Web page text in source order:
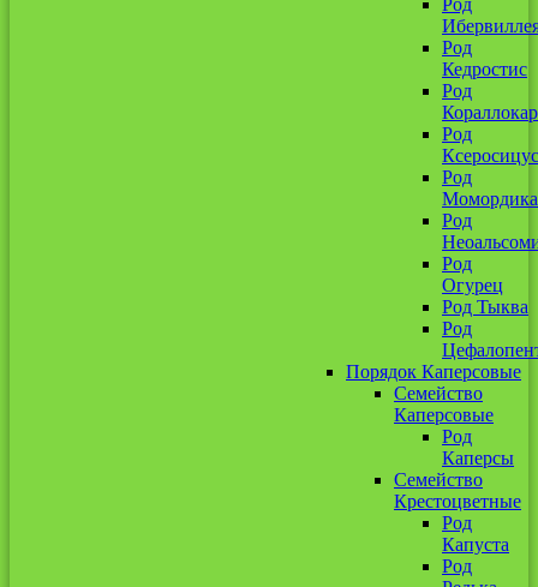
Род
Род
Кедростис
Род
Род
Ксеросицус
Род
Момордика
Род
Род
Огурец
Род Тыква
Род
Порядок Каперсовые
Семейство
Каперсовые
Род
Каперсы
Семейство
Крестоцветные
Род
Капуста
Род